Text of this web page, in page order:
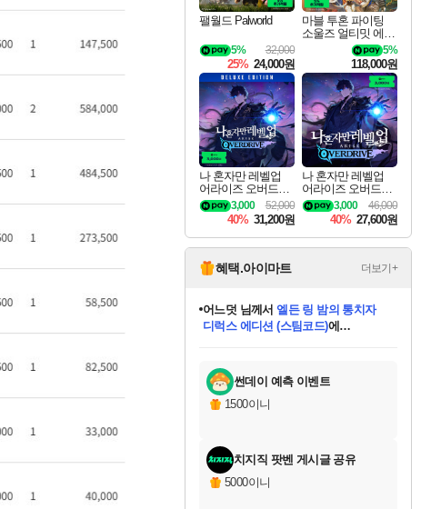
팰월드 Palworld
32,000
5%
25% 24,000원
마블 투혼 파이팅
소울즈 얼티밋 에디
션 예약구매 MARV
EL Tokon Fighting S
ouls Ultimate Edition
Pre-Purchase
5%
118,000원
나 혼자만 레벨업
어라이즈 오버드라
이브 디럭스 에디션
Solo Leveling Arise
Overdrive Deluxe Edi
tion
52,000
3,000
40% 31,200원
나 혼자만 레벨업
어라이즈 오버드라
이브 Solo Leveling A
rise
46,000
3,000
40% 27,600원
혜택.아이마트 더보기+
당첨되셨습니다.
당첨되셨습니다.
어느덧 님께서엘든 링 밤의 통치자
디럭스 에디션 (스팀코드)에
당첨되셨습니다.
에디션 (스팀코드)를 교환.
당첨되셨습니다.
당첨되셨습니다.
당첨되셨습니다.
당첨되셨습니다.
썬데이 예측 이벤트
1500이니
치지직 팟벤 게시글 공유
5000이니